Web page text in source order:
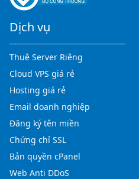
Dịch vụ
Thuê Server Riêng
Cloud VPS giá rẻ
Hosting giá rẻ
Email doanh nghiệp
Đăng ký tên miền
Chứng chỉ SSL
Bản quyền cPanel
Web Anti DDoS